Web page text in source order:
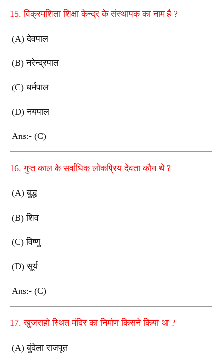
15.विक्रमशिला शिक्षा केन्द्र के संस्थापक का नाम है ?
(A)देवपाल
(B)नरेन्द्रपाल
(C) धर्मपाल
(D)नयपाल
Ans:- (C)
16.गुप्त काल के सर्वाधिक लोकप्रिय देवता कौन थे ?
(A)बुद्ध
(B)शिव
(C)विष्णु
(D)सूर्य
Ans:- (C)
17.खुजराहो स्थित मंदिर का निर्माण किसने किया था ?
(A)बुंदेला राजपूत